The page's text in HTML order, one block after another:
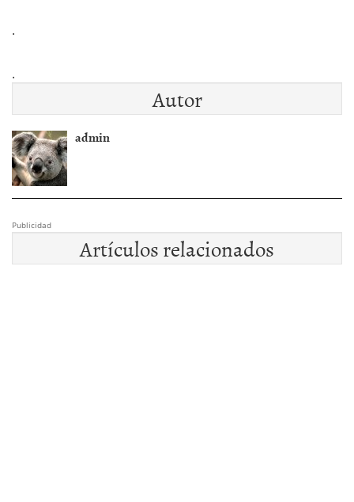
.
.
Autor
admin
Publicidad
Artículos relacionados